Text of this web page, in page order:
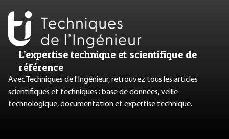
L’expertise technique et scientifique de
référence
Avec Techniques de l'Ingénieur, retrouvez tous les articles
scientifiques et techniques : base de données, veille
technologique, documentation et expertise technique.